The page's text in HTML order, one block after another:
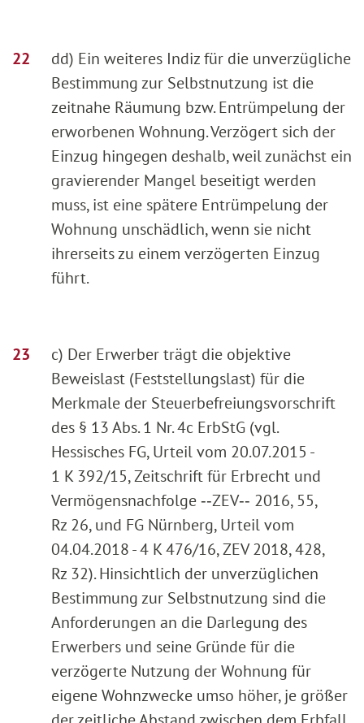
dd) Ein weiteres Indiz für die unverzügliche
Bestimmung zur Selbstnutzung ist die
zeitnahe Räumung bzw. Entrümpelung der
erworbenen Wohnung. Verzögert sich der
Einzug hingegen deshalb, weil zunächst ein
gravierender Mangel beseitigt werden
muss, ist eine spätere Entrümpelung der
Wohnung unschädlich, wenn sie nicht
ihrerseits zu einem verzögerten Einzug
führt.
c) Der Erwerber trägt die objektive
Beweislast (Feststellungslast) für die
Merkmale der Steuerbefreiungsvorschrift
des § 13 Abs. 1 Nr. 4c ErbStG (vgl.
Hessisches FG, Urteil vom 20.07.2015 -
1 K 392/15, Zeitschrift für Erbrecht und
Vermögensnachfolge ‑‑ZEV‑‑ 2016, 55,
Rz 26, und FG Nürnberg, Urteil vom
04.04.2018 - 4 K 476/16, ZEV 2018, 428,
Rz 32). Hinsichtlich der unverzüglichen
Bestimmung zur Selbstnutzung sind die
Anforderungen an die Darlegung des
Erwerbers und seine Gründe für die
verzögerte Nutzung der Wohnung für
eigene Wohnzwecke umso höher, je größer